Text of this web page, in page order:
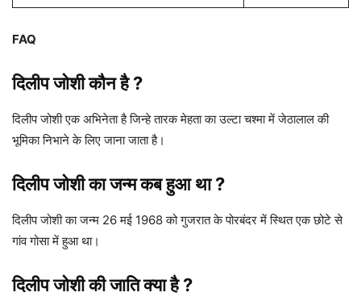
FAQ
दिलीप जोशी कौन है ?
दिलीप जोशी एक अभिनेता है जिन्हे तारक मेहता का उल्टा चश्मा में जेठालाल की
भूमिका निभाने के लिए जाना जाता है।
दिलीप जोशी का जन्म कब हुआ था ?
दिलीप जोशी का जन्म 26 मई 1968 को गुजरात के पोरबंदर में स्थित एक छोटे से
गांव गोसा में हुआ था।
दिलीप जोशी की जाति क्या है ?